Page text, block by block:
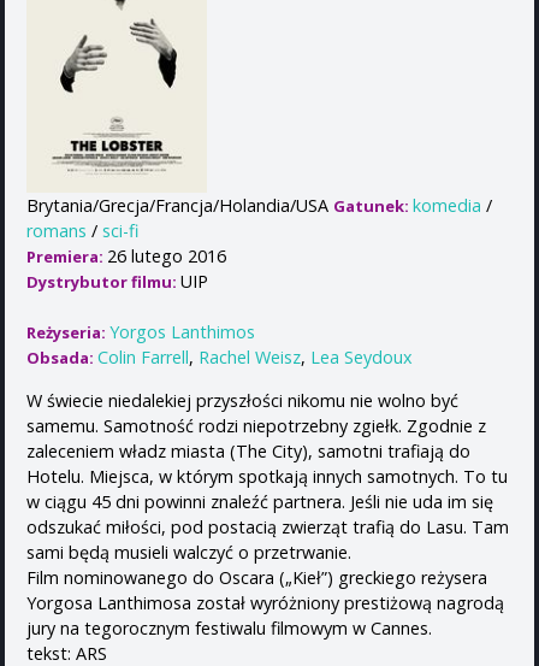
Brytania/Grecja/Francja/Holandia/USA Gatunek: komedia /
romans / sci-fi
Premiera: 26 lutego 2016
Dystrybutor filmu: UIP
Reżyseria: Yorgos Lanthimos
Obsada: Colin Farrell, Rachel Weisz, Lea Seydoux
W świecie niedalekiej przyszłości nikomu nie wolno być
samemu. Samotność rodzi niepotrzebny zgiełk. Zgodnie z
zaleceniem władz miasta (The City), samotni trafiają do
Hotelu. Miejsca, w którym spotkają innych samotnych. To tu
w ciągu 45 dni powinni znaleźć partnera. Jeśli nie uda im się
odszukać miłości, pod postacią zwierząt trafią do Lasu. Tam
sami będą musieli walczyć o przetrwanie.
Film nominowanego do Oscara („Kieł”) greckiego reżysera
Yorgosa Lanthimosa został wyróżniony prestiżową nagrodą
jury na tegorocznym festiwalu filmowym w Cannes.
tekst: ARS